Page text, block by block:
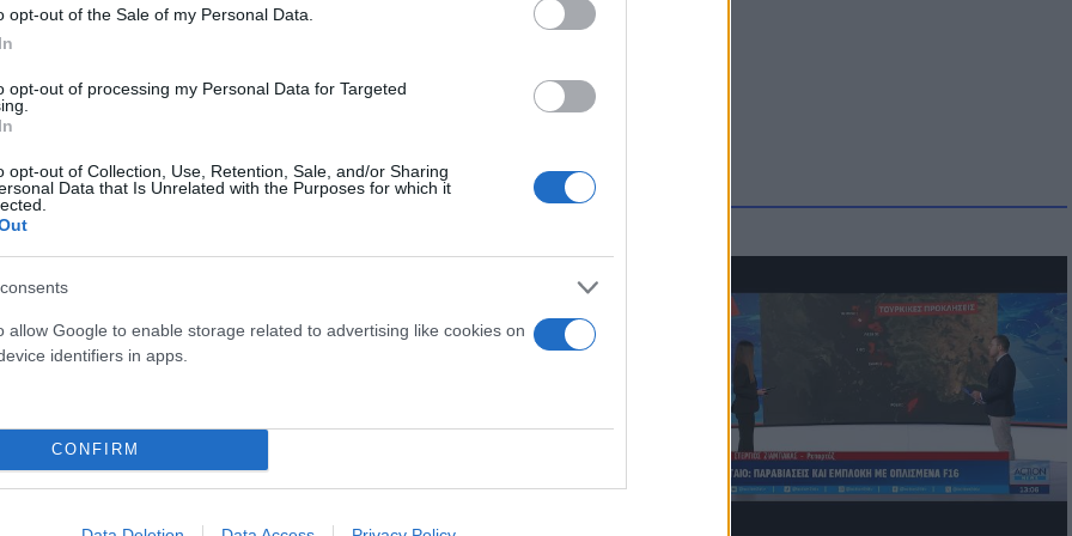
opt-out of the Sale of my Personal Data.
opt-out of processing my Personal Data for Targeted
opt-out of Collection, Use, Retention, Sale, and/or Sharing
Data that Is Unrelated with the Purposes for which it
allow Google to enable storage related to advertising like cookies on
identifiers in apps.
CONFIRM
στην παρουσίαση του
(video)
Skin dysmorphia: Όταν η εμμονή με το